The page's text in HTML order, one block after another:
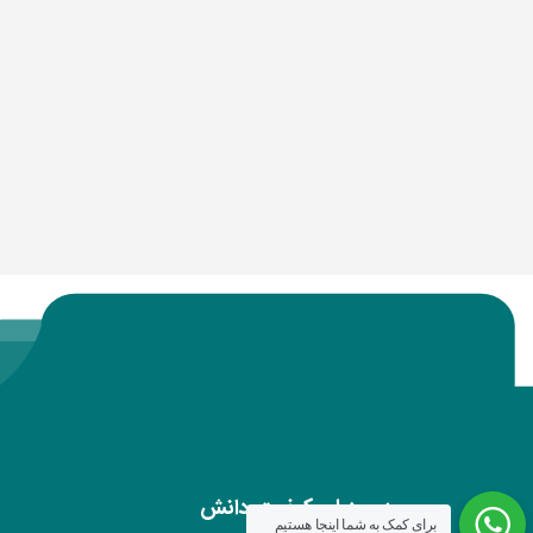
موسسه مرزبان کیفیت دانش
برای کمک به شما اینجا هستیم